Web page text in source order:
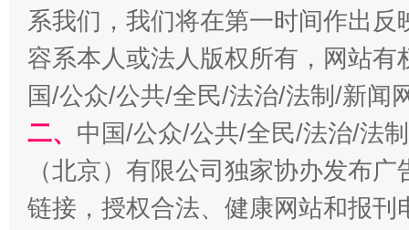
揭开“小金库”的免责幌子
系我们，我们将在第一时间作出
容系本人或法人版权所有，网站
国/公众/公共/全民/法治/法制/新闻
二、 中国/公众/公共/全民/法治/法
（北京）有限公司独家协办发布
链接，授权合法、健康网站和报